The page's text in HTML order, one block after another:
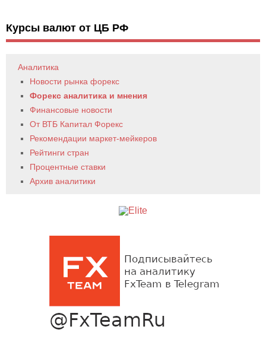
Курсы валют от ЦБ РФ
Аналитика
Новости рынка форекс
Форекс аналитика и мнения
Финансовые новости
От ВТБ Капитал Форекс
Рекомендации маркет-мейкеров
Рейтинги стран
Процентные ставки
Архив аналитики